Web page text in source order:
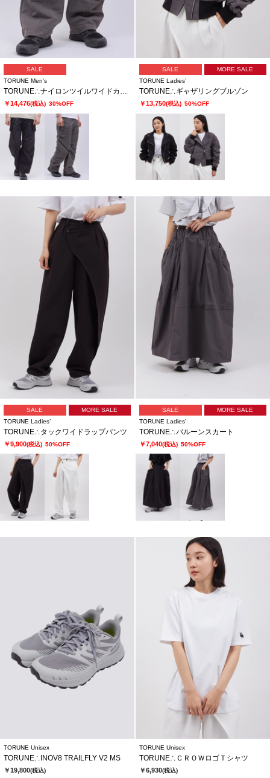
SALE
TORUNE Men's
TORUNE∴ナイロンツイルワイドカーゴパンツ
￥14,476(税込) 30%OFF
SALE
MORE SALE
TORUNE Ladies’
TORUNE∴ギャザリングブルゾン
￥13,750(税込) 50%OFF
SALE
MORE SALE
TORUNE Ladies’
TORUNE∴タックワイドラップパンツ
￥9,900(税込) 50%OFF
SALE
MORE SALE
TORUNE Ladies’
TORUNE∴バルーンスカート
￥7,040(税込) 50%OFF
TORUNE Unisex
TORUNE∴INOV8 TRAILFLY V2 MS
￥19,800(税込)
TORUNE Unisex
TORUNE∴ＣＲＯＷロゴＴシャツ
￥6,930(税込)